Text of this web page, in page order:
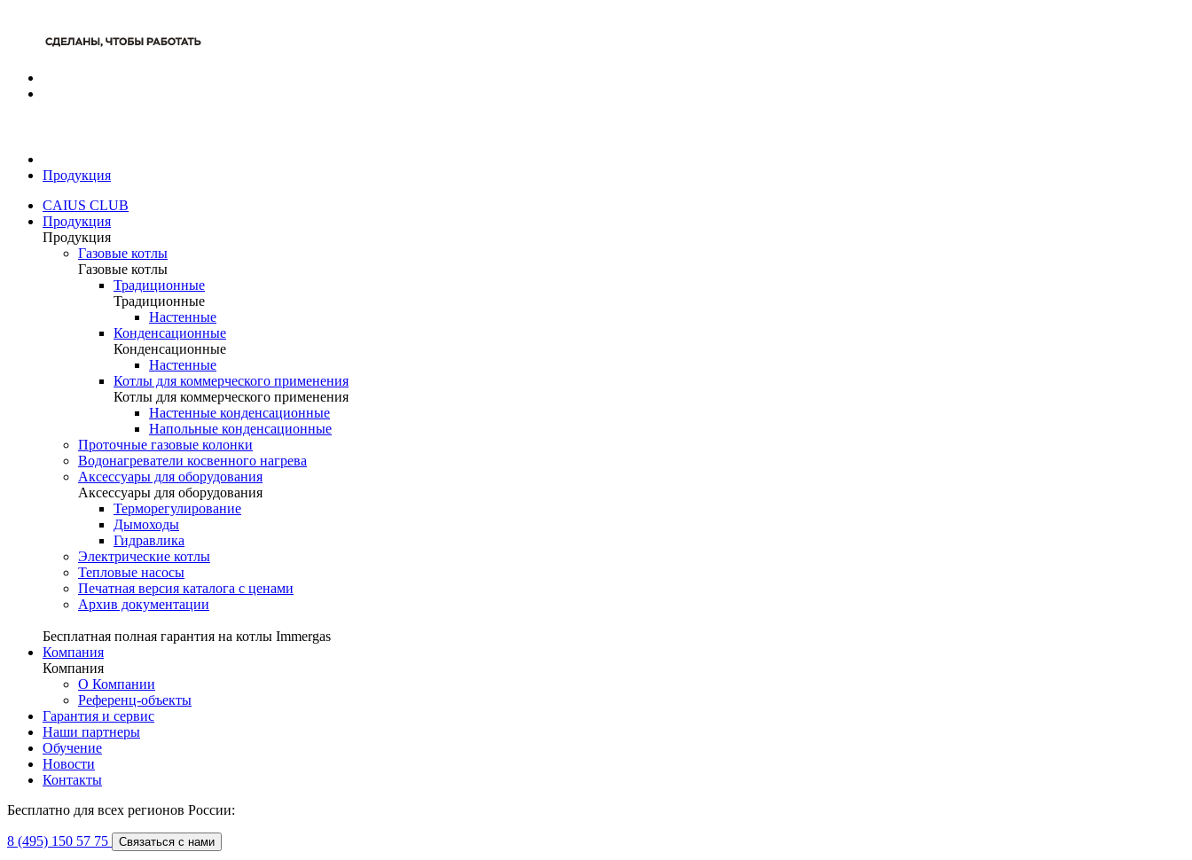
Продукция
CAIUS CLUB
Продукция
Продукция
Газовые котлы
Газовые котлы
Традиционные
Традиционные
Настенные
Конденсационные
Конденсационные
Настенные
Котлы для коммерческого применения
Котлы для коммерческого применения
Настенные конденсационные
Напольные конденсационные
Проточные газовые колонки
Водонагреватели косвенного нагрева
Аксессуары для оборудования
Аксессуары для оборудования
Терморегулирование
Дымоходы
Гидравлика
Электрические котлы
Тепловые насосы
Печатная версия каталога с ценами
Архив документации
Бесплатная полная гарантия на котлы Immergas
Компания
Компания
О Компании
Референц-объекты
Гарантия и сервис
Наши партнеры
Обучение
Новости
Контакты
Бесплатно для всех регионов России:
8 (495) 150 57 75 Связаться с нами